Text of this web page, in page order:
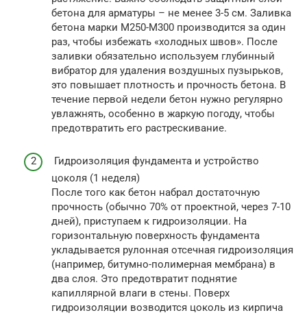
бетона для арматуры – не менее 3-5 см. Заливка
бетона марки М250-М300 производится за один
раз, чтобы избежать «холодных швов». После
заливки обязательно используем глубинный
вибратор для удаления воздушных пузырьков,
это повышает плотность и прочность бетона. В
течение первой недели бетон нужно регулярно
увлажнять, особенно в жаркую погоду, чтобы
предотвратить его растрескивание.
Гидроизоляция фундамента и устройство
цоколя (1 неделя)
После того как бетон набрал достаточную
прочность (обычно 70% от проектной, через 7-10
дней), приступаем к гидроизоляции. На
горизонтальную поверхность фундамента
укладывается рулонная отсечная гидроизоляция
(например, битумно-полимерная мембрана) в
два слоя. Это предотвратит поднятие
капиллярной влаги в стены. Поверх
гидроизоляции возводится цоколь из кирпича